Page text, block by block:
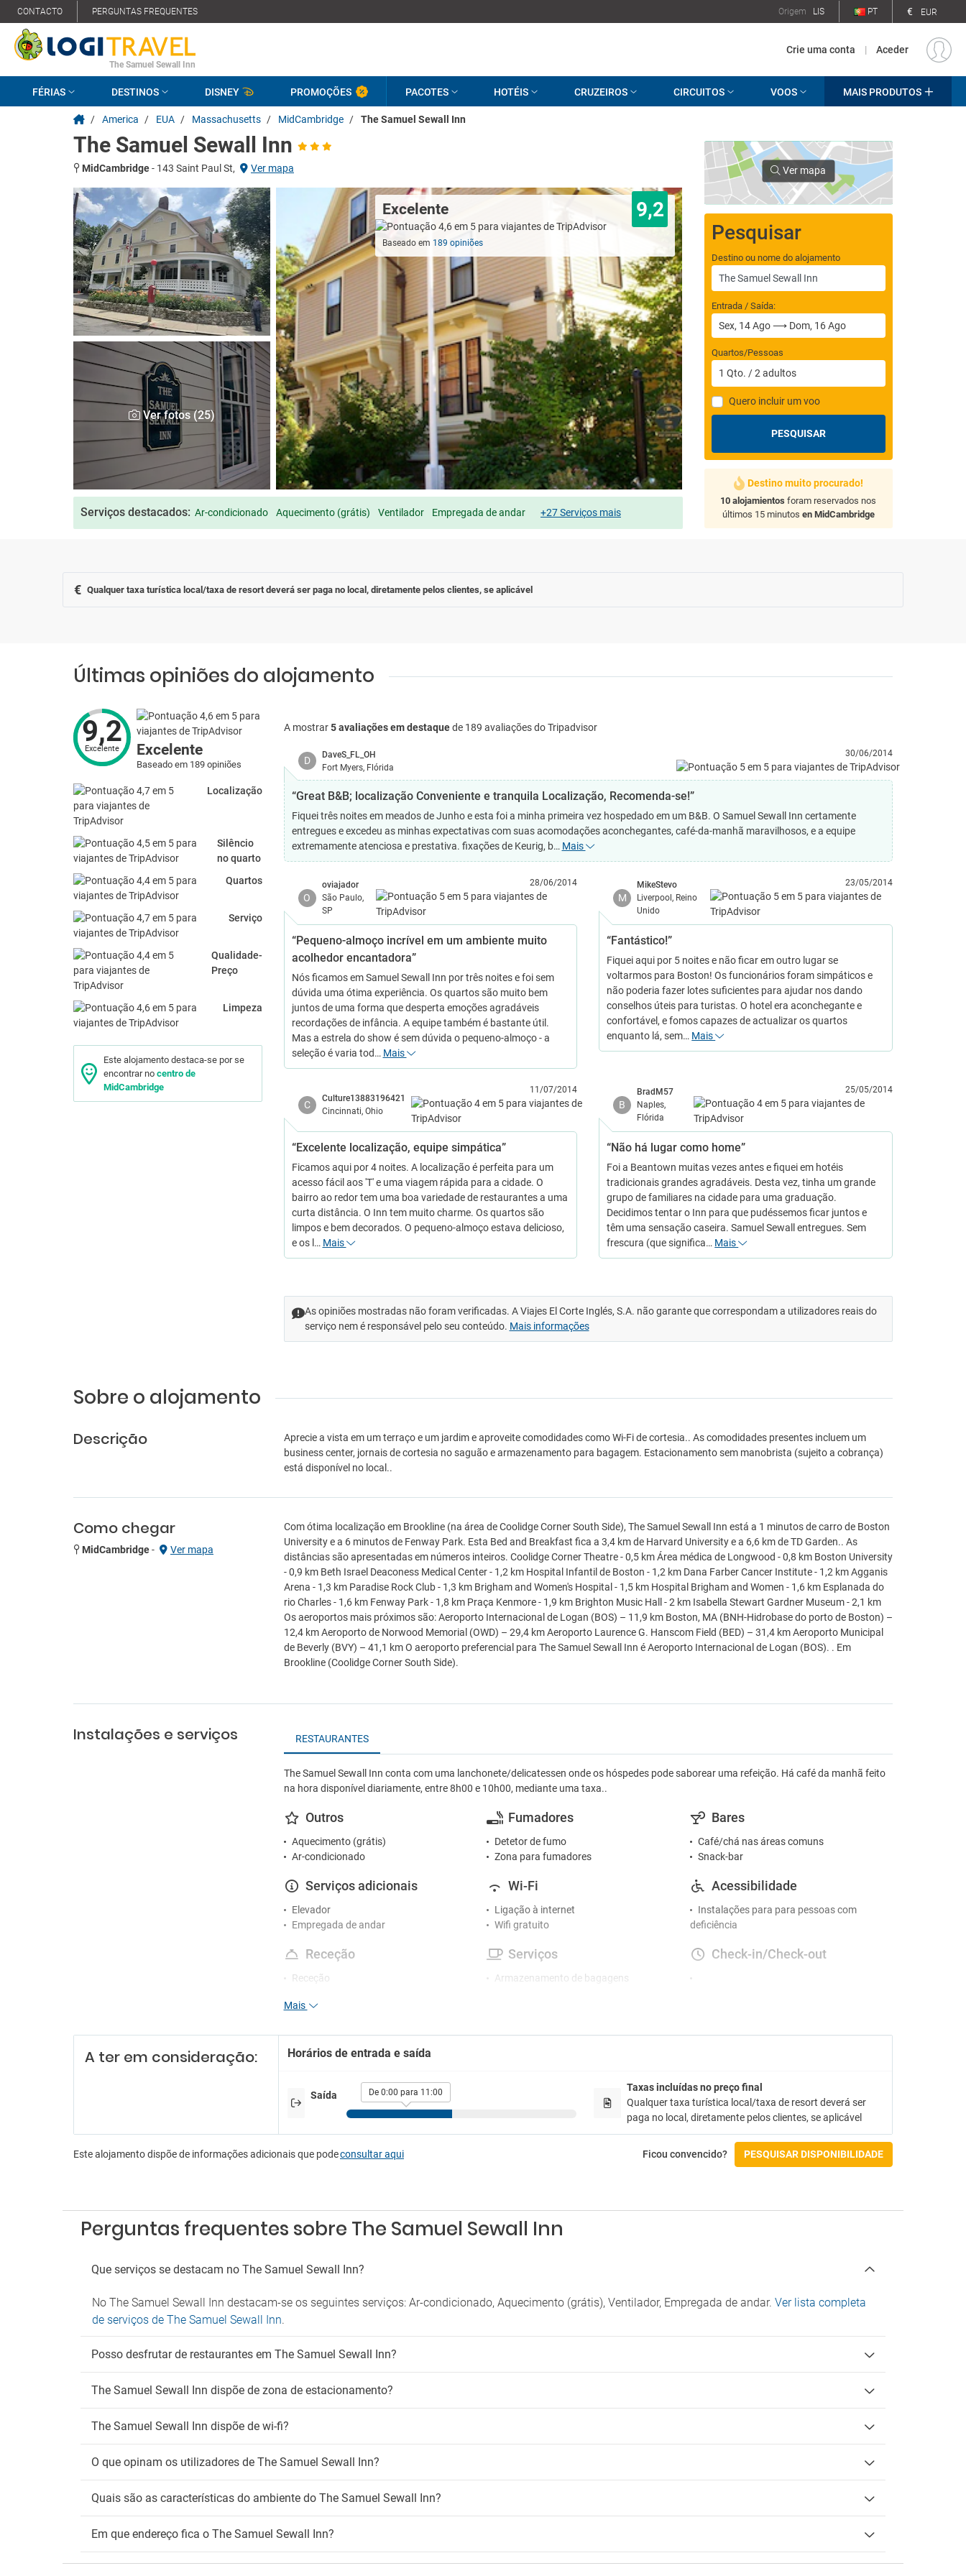
CONTACTO PERGUNTAS FREQUENTES Origem LIS PT € EUR
The Samuel Sewall Inn
Crie uma conta | Aceder
FÉRIAS DESTINOS DISNEY PROMOÇÕES PACOTES HOTÉIS CRUZEIROS CIRCUITOS VOOS MAIS PRODUTOS
/ America / EUA / Massachusetts / MidCambridge / The Samuel Sewall Inn
The Samuel Sewall Inn
MidCambridge- 143 Saint Paul St, Ver mapa
Ver fotos (25)
Excelente 9,2
Baseado em 189 opiniões
Serviços destacados: Ar-condicionado Aquecimento (grátis) Ventilador Empregada de andar +27 Serviços mais
Ver mapa
Pesquisar
Destino ou nome do alojamento
Entrada / Saída:
Quartos/Pessoas
1 Qto. /2 adultos
Quero incluir um voo
PESQUISAR
Destino muito procurado!
10 alojamientos foram reservados nos
últimos 15 minutos en MidCambridge
€ Qualquer taxa turística local/taxa de resort deverá ser paga no local, diretamente pelos clientes, se aplicável
Últimas opiniões do alojamento
9,2
Excelente Excelente
Baseado em 189 opiniões
Localização
Silêncio
no quarto
Quartos
Serviço
Qualidade-
Preço
Limpeza
Este alojamento destaca-se por se
encontrar no centro de
MidCambridge
A mostrar5 avaliações em destaquede 189 avaliações do Tripadvisor
D
DaveS_FL_OH
Fort Myers, Flórida
30/06/2014
“Great B&B; localização Conveniente e tranquila Localização, Recomenda-se!”
Fiquei três noites em meados de Junho e esta foi a minha primeira vez hospedado em um B&B. O Samuel Sewall Inn certamente
entregues e excedeu as minhas expectativas com suas acomodações aconchegantes, café-da-manhã maravilhosos, e a equipe
extremamente atenciosa e prestativa. fixações de Keurig, b… Mais
O
oviajador
São Paulo,
SP
28/06/2014
“Pequeno-almoço incrível em um ambiente muito
acolhedor encantadora”
Nós ficamos em Samuel Sewall Inn por três noites e foi sem
dúvida uma ótima experiência. Os quartos são muito bem
juntos de uma forma que desperta emoções agradáveis
recordações de infância. A equipe também é bastante útil.
Mas a estrela do show é sem dúvida o pequeno-almoço - a
seleção é varia tod… Mais
M
MikeStevo
Liverpool, Reino
Unido
23/05/2014
“Fantástico!”
Fiquei aqui por 5 noites e não ficar em outro lugar se
voltarmos para Boston! Os funcionários foram simpáticos e
não poderia fazer lotes suficientes para ajudar nos dando
conselhos úteis para turistas. O hotel era aconchegante e
confortável, e fomos capazes de actualizar os quartos
enquanto lá, sem… Mais
C
Culture13883196421
Cincinnati, Ohio
11/07/2014
“Excelente localização, equipe simpática”
Ficamos aqui por 4 noites. A localização é perfeita para um
acesso fácil aos 'T' e uma viagem rápida para a cidade. O
bairro ao redor tem uma boa variedade de restaurantes a uma
curta distância. O Inn tem muito charme. Os quartos são
limpos e bem decorados. O pequeno-almoço estava delicioso,
e os l… Mais
B
BradM57
Naples,
Flórida
25/05/2014
“Não há lugar como home”
Foi a Beantown muitas vezes antes e fiquei em hotéis
tradicionais grandes agradáveis. Desta vez, tinha um grande
grupo de familiares na cidade para uma graduação.
Decidimos tentar o Inn para que pudéssemos ficar juntos e
têm uma sensação caseira. Samuel Sewall entregues. Sem
frescura (que significa… Mais
As opiniões mostradas não foram verificadas. A Viajes El Corte Inglés, S.A. não garante que correspondam a utilizadores reais do
serviço nem é responsável pelo seu conteúdo. Mais informações
Sobre o alojamento
Descrição
Aprecie a vista em um terraço e um jardim e aproveite comodidades como Wi-Fi de cortesia.. As comodidades presentes incluem um
business center, jornais de cortesia no saguão e armazenamento para bagagem. Estacionamento sem manobrista (sujeito a cobrança)
está disponível no local..
Como chegar
MidCambridge- Ver mapa
Com ótima localização em Brookline (na área de Coolidge Corner South Side), The Samuel Sewall Inn está a 1 minutos de carro de Boston
University e a 6 minutos de Fenway Park. Esta Bed and Breakfast fica a 3,4 km de Harvard University e a 6,6 km de TD Garden.. As
distâncias são apresentadas em números inteiros. Coolidge Corner Theatre - 0,5 km Área médica de Longwood - 0,8 km Boston University
- 0,9 km Beth Israel Deaconess Medical Center - 1,2 km Hospital Infantil de Boston - 1,2 km Dana Farber Cancer Institute - 1,2 km Agganis
Arena - 1,3 km Paradise Rock Club - 1,3 km Brigham and Women's Hospital - 1,5 km Hospital Brigham and Women - 1,6 km Esplanada do
rio Charles - 1,6 km Fenway Park - 1,8 km Praça Kenmore - 1,9 km Brighton Music Hall - 2 km Isabella Stewart Gardner Museum - 2,1 km
Os aeroportos mais próximos são: Aeroporto Internacional de Logan (BOS) – 11,9 km Boston, MA (BNH-Hidrobase do porto de Boston) –
12,4 km Aeroporto de Norwood Memorial (OWD) – 29,4 km Aeroporto Laurence G. Hanscom Field (BED) – 31,4 km Aeroporto Municipal
de Beverly (BVY) – 41,1 km O aeroporto preferencial para The Samuel Sewall Inn é Aeroporto Internacional de Logan (BOS). . Em
Brookline (Coolidge Corner South Side).
Instalações e serviços RESTAURANTES
The Samuel Sewall Inn conta com uma lanchonete/delicatessen onde os hóspedes pode saborear uma refeição. Há café da manhã feito
na hora disponível diariamente, entre 8h00 e 10h00, mediante uma taxa..
Outros
Aquecimento (grátis)
Ar-condicionado
Serviços adicionais
Elevador
Empregada de andar
Receção
Receção
Sala de jogos
Estacionamento
Parque de estacionamento próximo
Fumadores
Detetor de fumo
Zona para fumadores
Wi-Fi
Ligação à internet
Wifi gratuito
Serviços
Armazenamento de bagagens
Centro de negócios
Bares
Café/chá nas áreas comuns
Snack-bar
Acessibilidade
deficiência
Check-in/Check-out
Mais
A ter em consideração: Horários de entrada e saída
Saída De 0:00 para 11:00
Taxas incluídas no preço final
Qualquer taxa turística local/taxa de resort deverá ser
paga no local, diretamente pelos clientes, se aplicável
Este alojamento dispõe de informações adicionais que podeconsultar aqui Ficou convencido? PESQUISAR DISPONIBILIDADE
Perguntas frequentes sobre The Samuel Sewall Inn
Que serviços se destacam no The Samuel Sewall Inn?
No The Samuel Sewall Inn destacam-se os seguintes serviços: Ar-condicionado, Aquecimento (grátis), Ventilador, Empregada de andar. Ver lista completa
de serviços de The Samuel Sewall Inn.
Posso desfrutar de restaurantes em The Samuel Sewall Inn?
The Samuel Sewall Inn dispõe de zona de estacionamento?
The Samuel Sewall Inn dispõe de wi-fi?
O que opinam os utilizadores de The Samuel Sewall Inn?
Quais são as características do ambiente do The Samuel Sewall Inn?
Em que endereço fica o The Samuel Sewall Inn?